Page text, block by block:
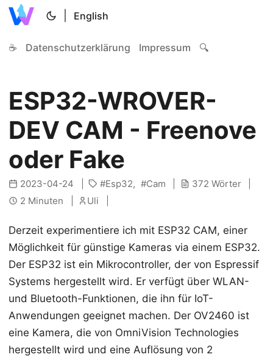
English
☕ Datenschutzerklärung Impressum 🔍
ESP32-WROVER-
DEV CAM - Freenove
oder Fake
2023-04-24 Esp32 Cam
372 Wörter
2 Minuten
Uli
Derzeit experimentiere ich mit ESP32 CAM, einer
Möglichkeit für günstige Kameras via einem ESP32.
Der ESP32 ist ein Mikrocontroller, der von Espressif
Systems hergestellt wird. Er verfügt über WLAN-
und Bluetooth-Funktionen, die ihn für IoT-
Anwendungen geeignet machen. Der OV2460 ist
eine Kamera, die von OmniVision Technologies
hergestellt wird und eine Auflösung von 2